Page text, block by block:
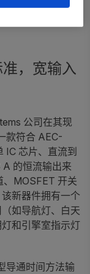
，宽输入
公司在其现
款符合 AEC-
IC 芯片、直流到
的恒流输出来
、MOSFET 开关
新器件拥有一个
如导航灯、白天
和引擎室指示灯
导通时间方法输